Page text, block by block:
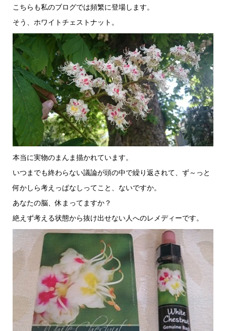
こちらも私のブログでは頻繁に登場します。
そう、ホワイトチェストナット。
本当に実物のまんま描かれています。
いつまでも終わらない議論が頭の中で繰り返されて、ず～っと
何かしら考えっぱなしってこと、ないですか。
あなたの脳、休まってますか？
絶えず考える状態から抜け出せない人へのレメディーです。